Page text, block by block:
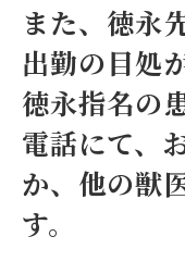
また、徳永
出勤の目処
徳永指名の
電話にて、
か、他の獣
す。